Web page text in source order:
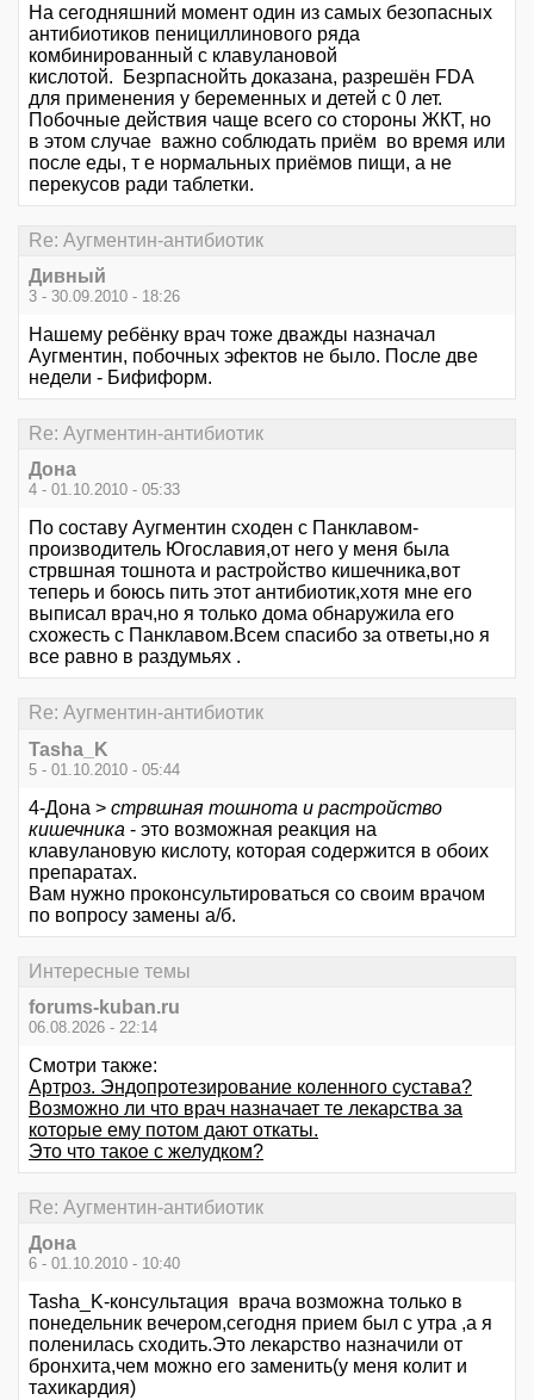
На сегодняшний момент один из самых безопасных
антибиотиков пенициллинового ряда
комбинированный с клавулановой
кислотой. Безрпаснойть доказана, разрешён FDA
для применения у беременных и детей с 0 лет.
Побочные действия чаще всего со стороны ЖКТ, но
в этом случае важно соблюдать приём во время или
после еды, т е нормальных приёмов пищи, а не
перекусов ради таблетки.
Re: Аугментин-антибиотик
Дивный
3 - 30.09.2010 - 18:26
Нашему ребёнку врач тоже дважды назначал
Аугментин, побочных эфектов не было. После две
недели - Бифиформ.
Re: Аугментин-антибиотик
Дона
4 - 01.10.2010 - 05:33
По составу Аугментин сходен с Панклавом-
производитель Югославия,от него у меня была
стрвшная тошнота и растройство кишечника,вот
теперь и боюсь пить этот антибиотик,хотя мне его
выписал врач,но я только дома обнаружила его
схожесть с Панклавом.Всем спасибо за ответы,но я
все равно в раздумьях .
Re: Аугментин-антибиотик
Tasha_K
5 - 01.10.2010 - 05:44
4-Дона > стрвшная тошнота и растройство
кишечника - это возможная реакция на
клавулановую кислоту, которая содержится в обоих
препаратах.
Вам нужно проконсультироваться со своим врачом
по вопросу замены а/б.
Интересные темы
forums-kuban.ru
06.08.2026 - 22:14
Смотри также:
Артроз. Эндопротезирование коленного сустава?
Возможно ли что врач назначает те лекарства за
которые ему потом дают откаты.
Это что такое с желудком?
Re: Аугментин-антибиотик
Дона
6 - 01.10.2010 - 10:40
Tasha_K-консультация врача возможна только в
понедельник вечером,сегодня прием был с утра ,а я
поленилась сходить.Это лекарство назначили от
бронхита,чем можно его заменить(у меня колит и
тахикардия)